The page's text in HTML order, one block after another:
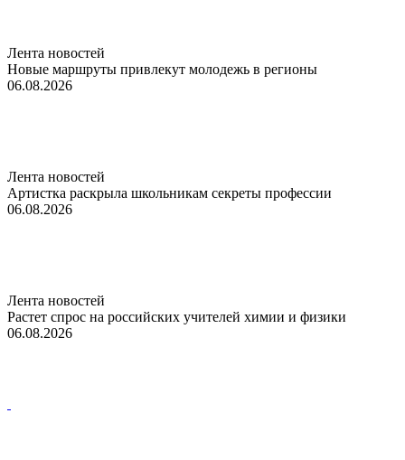
Лента новостей
Новые маршруты привлекут молодежь в регионы
06.08.2026
Лента новостей
Артистка раскрыла школьникам секреты профессии
06.08.2026
Лента новостей
Растет спрос на российских учителей химии и физики
06.08.2026